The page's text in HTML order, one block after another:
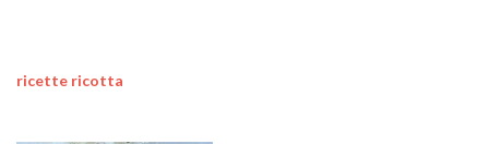
ricette ricotta